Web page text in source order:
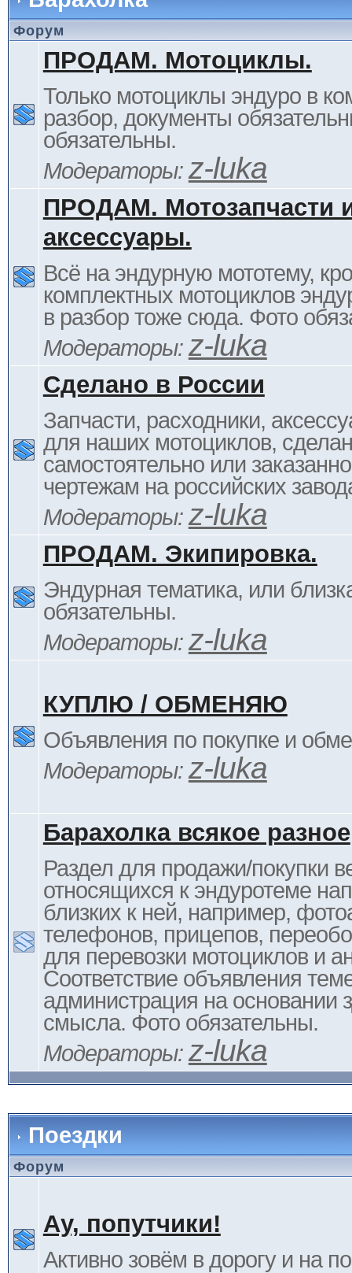
Форум
ПРОДАМ. Мотоциклы.
Только мотоциклы эндуро в
разбор, документы
обязательны.
Модераторы: z-luka
ПРОДАМ. Мотозапчасти
аксессуары.
Всё на эндурную мототему,
комплектных мотоциклов
в разбор тоже сюда. Фото
Модераторы: z-luka
Сделано в России
Запчасти, расходники,
для наших мотоциклов,
самостоятельно или
чертежам на российских
Модераторы: z-luka
ПРОДАМ. Экипировка.
Эндурная тематика, или
обязательны.
Модераторы: z-luka
КУПЛЮ / ОБМЕНЯЮ
Объявления по покупке и
Модераторы: z-luka
Барахолка всякое разное
Раздел для продажи/покупки
относящихся к эндуротеме
близких к ней, например,
телефонов, прицепов,
для перевозки мотоциклов и
Соответствие объявления
администрация на основании
смысла. Фото обязательны.
Модераторы: z-luka
Поездки
Форум
Ау, попутчики!
Активно зовём в дорогу и на